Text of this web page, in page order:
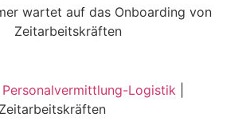
Personalvermittlung-Logistik